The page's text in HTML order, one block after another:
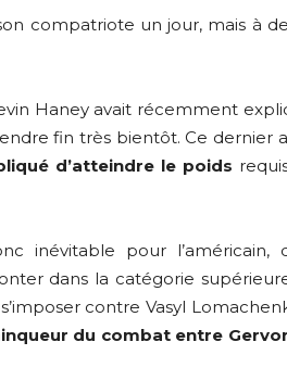
compatriote un jour, mais à
Haney avait récemment
fin très bientôt. Ce dernier
d’atteindre le poids
inévitable pour l’américain,
dans la catégorie
contre Vasyl
du combat entre